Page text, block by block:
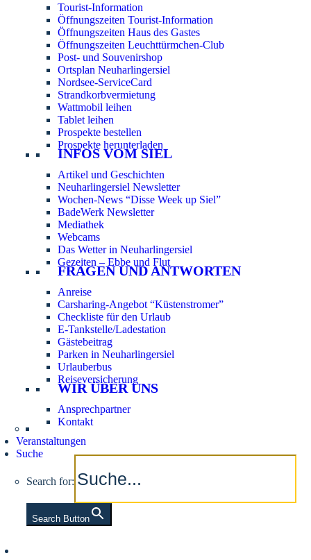
Tourist-Information
Öffnungszeiten Tourist-Information
Öffnungszeiten Haus des Gastes
Öffnungszeiten Leuchttürmchen-Club
Post- und Souvenirshop
Ortsplan Neuharlingersiel
Nordsee-ServiceCard
Strandkorbvermietung
Wattmobil leihen
Tablet leihen
Prospekte bestellen
Prospekte herunterladen
INFOS VOM SIEL
Artikel und Geschichten
Neuharlingersiel Newsletter
Wochen-News “Disse Week up Siel”
BadeWerk Newsletter
Mediathek
Webcams
Das Wetter in Neuharlingersiel
Gezeiten – Ebbe und Flut
FRAGEN UND ANTWORTEN
Anreise
Carsharing-Angebot “Küstenstromer”
Checkliste für den Urlaub
E-Tankstelle/Ladestation
Gästebeitrag
Parken in Neuharlingersiel
Urlauberbus
Reiseversicherung
WIR ÜBER UNS
Ansprechpartner
Kontakt
Veranstaltungen
Suche
Search for:
Search Button